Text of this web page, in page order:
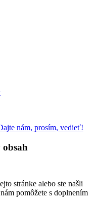
nám, prosím, vedieť!
stránke alebo ste našli
pomôžete s doplnením